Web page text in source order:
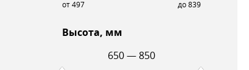
от 497 до 839
Высота, мм
650—850